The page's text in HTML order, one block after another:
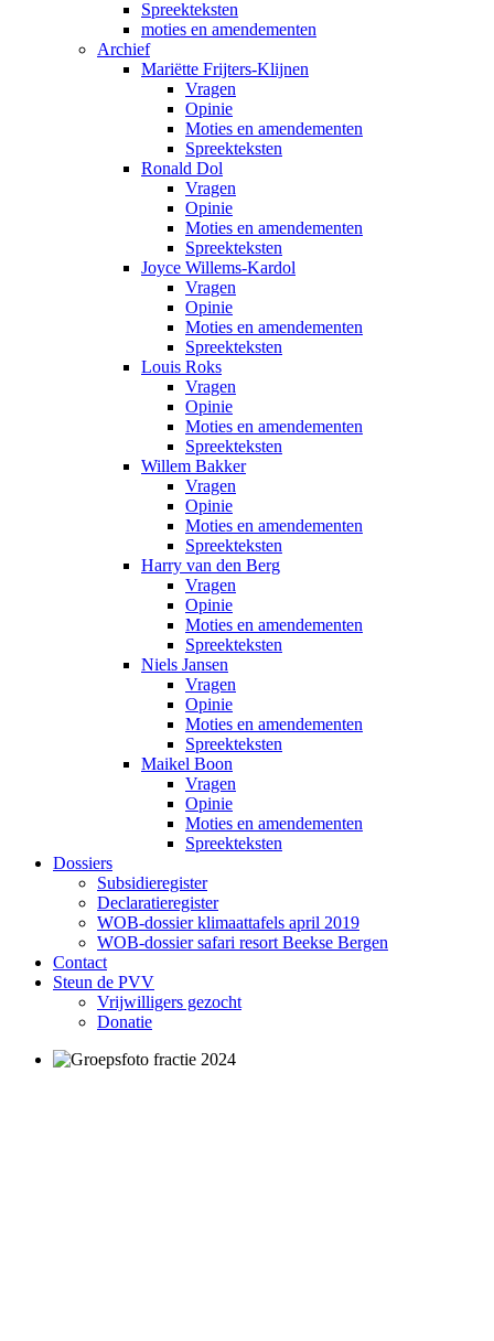
Spreekteksten
moties en amendementen
Archief
Mariëtte Frijters-Klijnen
Vragen
Opinie
Moties en amendementen
Spreekteksten
Ronald Dol
Vragen
Opinie
Moties en amendementen
Spreekteksten
Joyce Willems-Kardol
Vragen
Opinie
Moties en amendementen
Spreekteksten
Louis Roks
Vragen
Opinie
Moties en amendementen
Spreekteksten
Willem Bakker
Vragen
Opinie
Moties en amendementen
Spreekteksten
Harry van den Berg
Vragen
Opinie
Moties en amendementen
Spreekteksten
Niels Jansen
Vragen
Opinie
Moties en amendementen
Spreekteksten
Maikel Boon
Vragen
Opinie
Moties en amendementen
Spreekteksten
Dossiers
Subsidieregister
Declaratieregister
WOB-dossier klimaattafels april 2019
WOB-dossier safari resort Beekse Bergen
Contact
Steun de PVV
Vrijwilligers gezocht
Donatie